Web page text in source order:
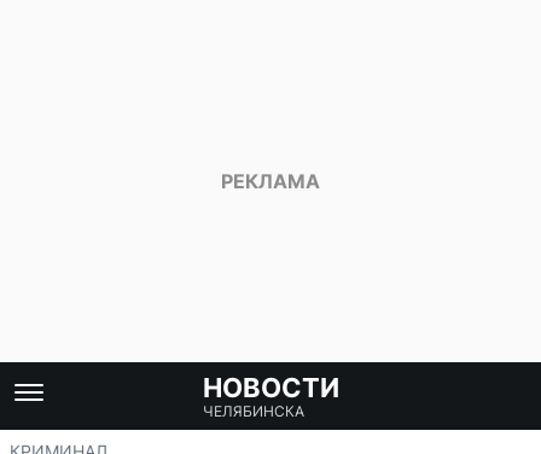
НОВОСТИ
ЧЕЛЯБИНСКА